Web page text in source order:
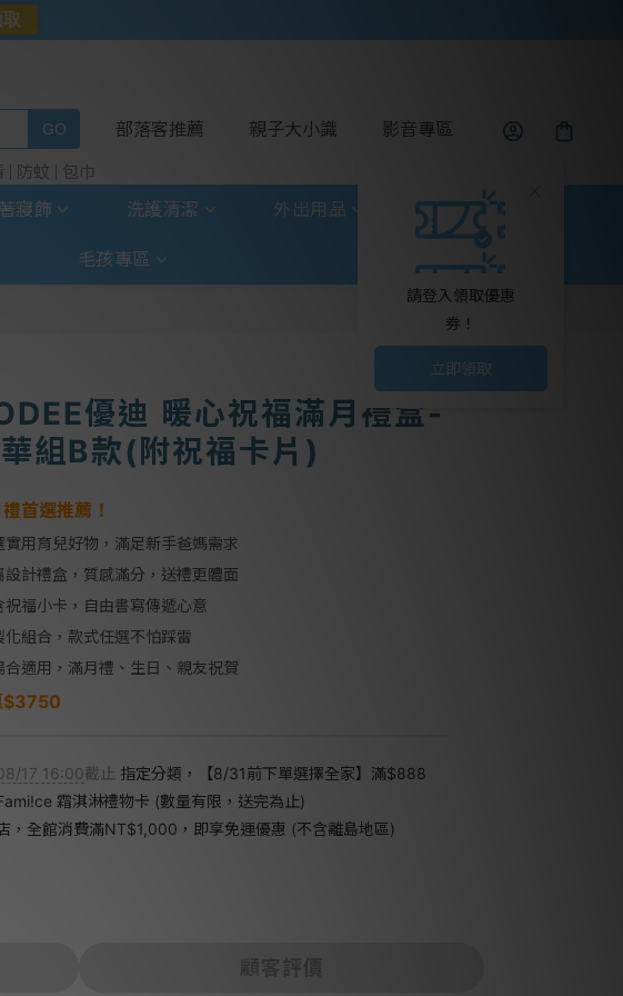
防蚊 包巾
部落客推薦 親子大小識 影音專區
請登入領取優惠
券！
立即領取
寢飾 洗護清潔 外出用品 玩具童書
毛孩專區
優迪 暖心祝福滿月禮盒-
組B款(附祝福卡片)
首選推薦！
實用育兒好物，滿足新手爸媽需求
設計禮盒，質感滿分，送禮更體面
祝福小卡，自由書寫傳遞心意
化組合，款式任選不怕踩雷
合適用，滿月禮、生日、親友祝賀
$3750
17 16:00截止 指定分類，【8/31前下單選擇全家】滿$888
霜淇淋禮物卡 (數量有限，送完為止)
，全館消費滿NT$1,000，即享免運優惠 (不含離島地區)